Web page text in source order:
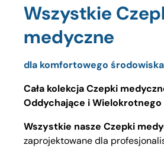
Wszystkie
medyczne
dla komfortowego
Cała kolekcja Czepki
Oddychające i Wielokrotnego
Wszystkie nasze Czepki
zaprojektowane dla